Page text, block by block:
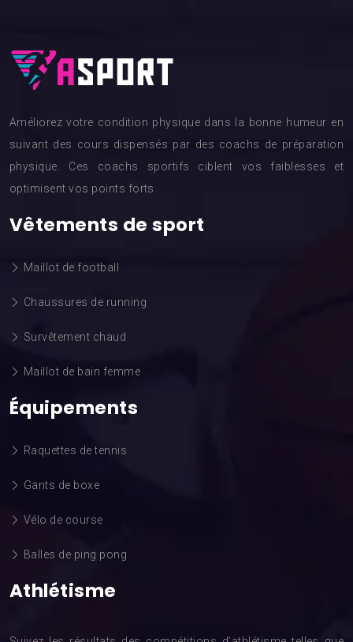
Améliorez votre condition physique dans la bonne humeur en
suivant des cours dispensés par des coachs de préparation
physique. Ces coachs sportifs ciblent vos faiblesses et
optimisent vos points forts.
Vêtements de sport
Maillot de football
Chaussures de running
Survêtement chaud
Maillot de bain femme
Équipements
Raquettes de tennis
Gants de boxe
Vélo de course
Balles de ping pong
Athlétisme